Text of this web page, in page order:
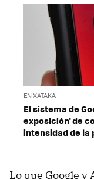
EN XATAKA
El sistema de
exposición' de
intensidad de la
Lo que Google y